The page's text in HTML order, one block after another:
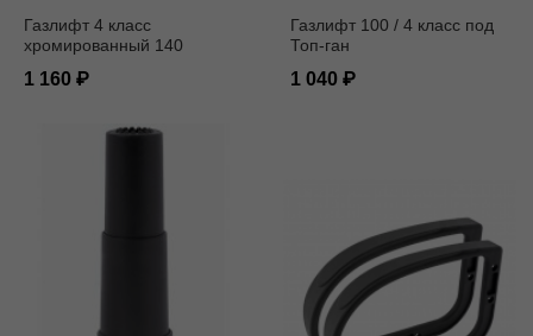
Газлифт 4 класс
хромированный 140
1 160
Газлифт 100 / 4 класс под
Топ-ган
1 040